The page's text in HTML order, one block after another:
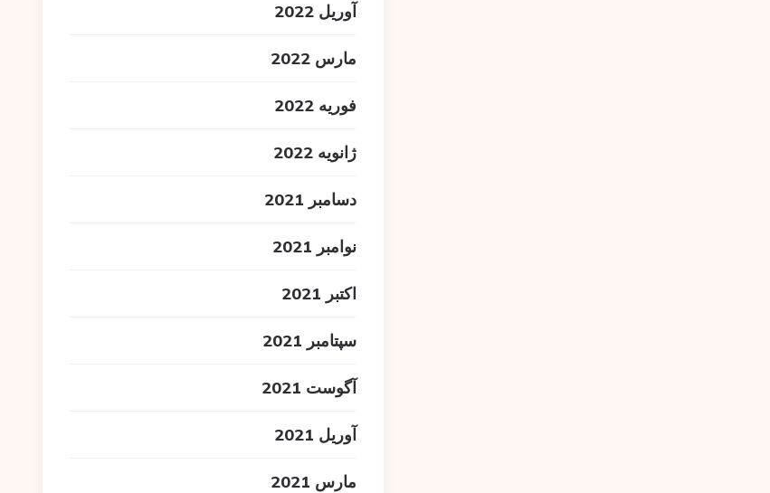
آوریل 2022
مارس 2022
فوریه 2022
ژانویه 2022
دسامبر 2021
نوامبر 2021
اکتبر 2021
سپتامبر 2021
آگوست 2021
آوریل 2021
مارس 2021